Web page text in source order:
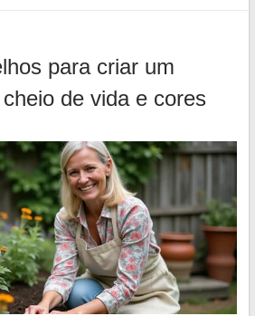
para criar um
de vida e cores